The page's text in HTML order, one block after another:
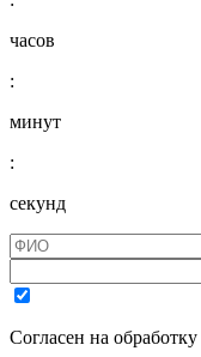
часов
:
минут
:
секунд
Согласен на обработку